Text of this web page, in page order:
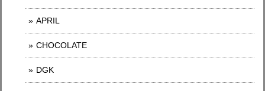
APRIL
CHOCOLATE
DGK